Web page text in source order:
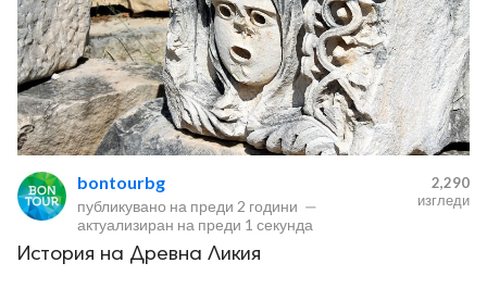
bontourbg
публикувано на преди 2 години —
актуализиран на преди 1 секунда
2,290
изгледи
История на Древна Ликия